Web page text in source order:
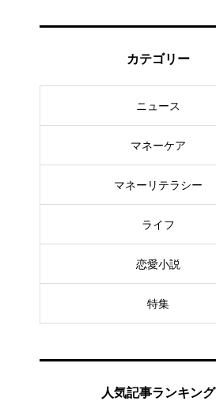
カテゴリー
ニュース
マネーケア
マネーリテラシー
ライフ
恋愛小説
特集
人気記事ランキング